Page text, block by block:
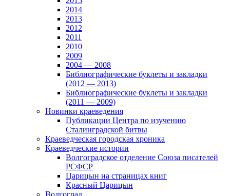
2014
2013
2012
2011
2010
2009
2004 — 2008
Библиографические буклеты и закладки
(2012 — 2013)
Библиографические буклеты и закладки
(2011 — 2009)
Новинки краеведения
Публикации Центра по изучению
Сталинградской битвы
Краеведческая городская хроника
Краеведческие истории
Волгоградское отделение Союза писателей
РСФСР
Царицын на страницах книг
Красный Царицын
Волгоград